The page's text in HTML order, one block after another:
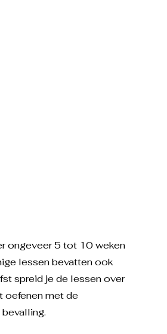
ongeveer 5 tot 10 weken
lessen bevatten ook
spreid je de lessen over
oefenen met de